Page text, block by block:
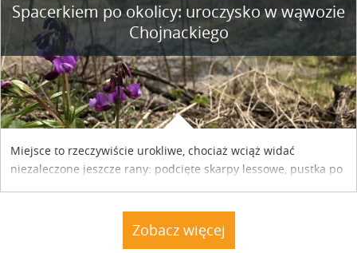
Spacerkiem po okolicy: uroczysko w wąwozie
Chojnackiego
Miejsce to rzeczywiście urokliwe, chociaż wciąż widać
niezaleczone jeszcze rany: podcięte skarpy lessowe, pustka po
dacze. Nie stoją. A natura powoli dochodzi do siebie.
Zobacz więcej